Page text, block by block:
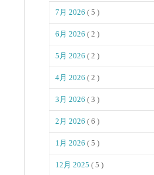
7月 2026 ( 5 )
6月 2026 ( 2 )
5月 2026 ( 2 )
4月 2026 ( 2 )
3月 2026 ( 3 )
2月 2026 ( 6 )
1月 2026 ( 5 )
12月 2025 ( 5 )